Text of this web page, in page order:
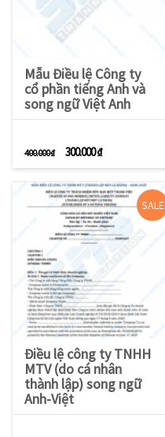
Mẫu Điều lệ Công ty
cổ phần tiếng Anh và
song ngữ Việt Anh
400.000₫ Giá gốc là: 400.000 ₫.
300.000₫
Điều lệ công ty TNHH
MTV (do cá nhân
thành lập) song ngữ
Anh-Việt
SALE